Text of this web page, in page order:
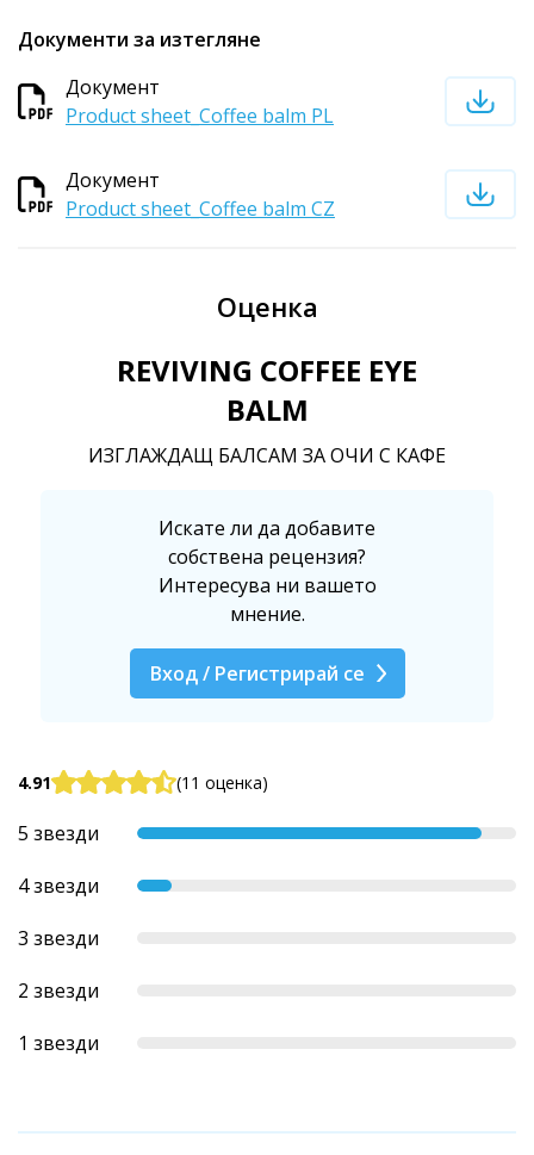
Документи за изтегляне
Документ
Product sheet_Coffee balm PL
Документ
Product sheet_Coffee balm CZ
Оценка
REVIVING COFFEE EYE
BALM
ИЗГЛАЖДАЩ БАЛСАМ ЗА ОЧИ С КАФЕ
Искате ли да добавите
собствена рецензия?
Интересува ни вашето
мнение.
Вход / Регистрирай се
4.91 (11 оценка)
5 звезди
4 звезди
3 звезди
2 звезди
1 звезди